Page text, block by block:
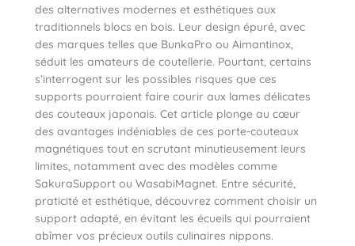
des alternatives modernes et esthétiques aux
traditionnels blocs en bois. Leur design épuré, avec
des marques telles que BunkaPro ou Aimantinox,
séduit les amateurs de coutellerie. Pourtant, certains
s’interrogent sur les possibles risques que ces
supports pourraient faire courir aux lames délicates
des couteaux japonais. Cet article plonge au cœur
des avantages indéniables de ces porte-couteaux
magnétiques tout en scrutant minutieusement leurs
limites, notamment avec des modèles comme
SakuraSupport ou WasabiMagnet. Entre sécurité,
praticité et esthétique, découvrez comment choisir un
support adapté, en évitant les écueils qui pourraient
abîmer vos précieux outils culinaires nippons.